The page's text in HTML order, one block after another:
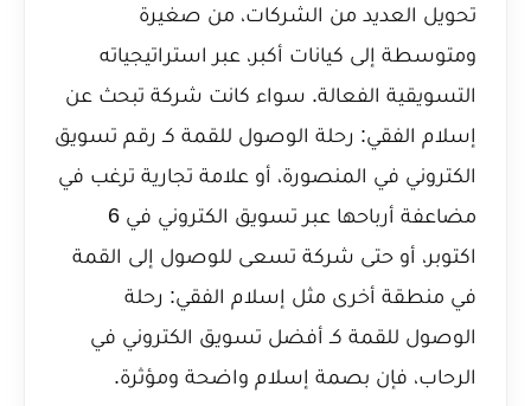
تحويل العديد من الشركات، من صغيرة
ومتوسطة إلى كيانات أكبر، عبر استراتيجياته
التسويقية الفعالة. سواء كانت شركة تبحث عن
إسلام الفقي: رحلة الوصول للقمة كـ رقم تسويق
الكتروني في المنصورة، أو علامة تجارية ترغب في
مضاعفة أرباحها عبر تسويق الكتروني في 6
اكتوبر، أو حتى شركة تسعى للوصول إلى القمة
في منطقة أخرى مثل إسلام الفقي: رحلة
الوصول للقمة كـ أفضل تسويق الكتروني في
الرحاب، فإن بصمة إسلام واضحة ومؤثرة.